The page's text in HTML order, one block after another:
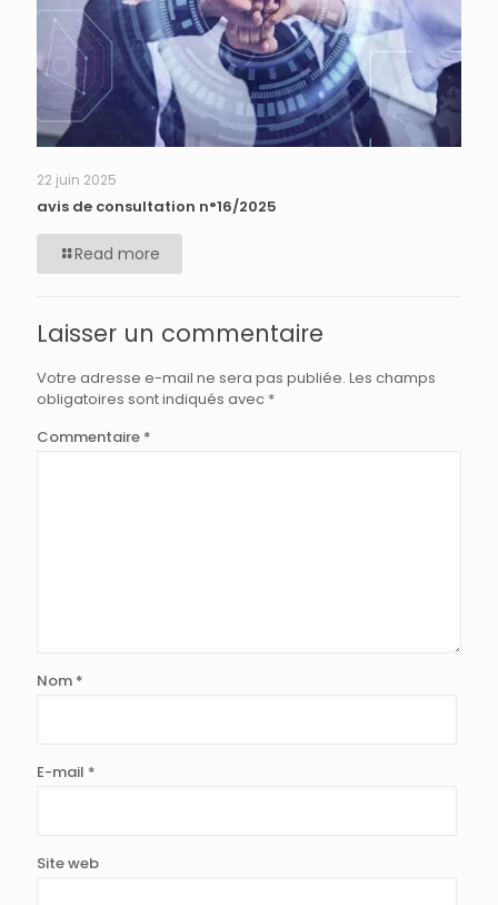
22 juin 2025
avis de consultation n°16/2025
Read more
Laisser un commentaire
Votre adresse e-mail ne sera pas publiée. Les champs
obligatoires sont indiqués avec *
Commentaire *
Nom *
E-mail *
Site web